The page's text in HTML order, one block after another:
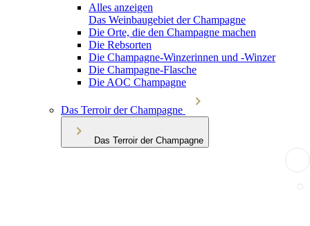
Alles anzeigen
Das Weinbaugebiet der Champagne
Die Orte, die den Champagne machen
Die Rebsorten
Die Champagne-Winzerinnen und -Winzer
Die Champagne-Flasche
Die AOC Champagne
Das Terroir der Champagne
Das Terroir der Champagne